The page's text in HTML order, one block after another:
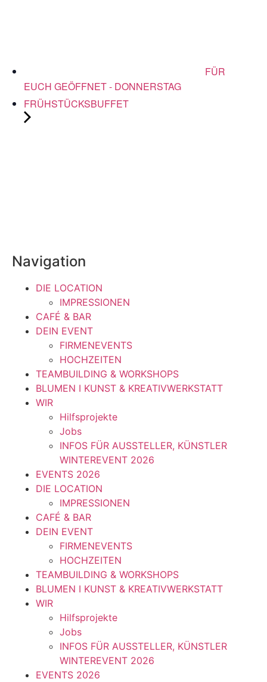
FÜR
EUCH GEÖFFNET - DONNERSTAG
FRÜHSTÜCKSBUFFET
Navigation
DIE LOCATION
IMPRESSIONEN
CAFÉ & BAR
DEIN EVENT
FIRMENEVENTS
HOCHZEITEN
TEAMBUILDING & WORKSHOPS
BLUMEN I KUNST & KREATIVWERKSTATT
WIR
Hilfsprojekte
Jobs
INFOS FÜR AUSSTELLER, KÜNSTLER
WINTEREVENT 2026
EVENTS 2026
DIE LOCATION
IMPRESSIONEN
CAFÉ & BAR
DEIN EVENT
FIRMENEVENTS
HOCHZEITEN
TEAMBUILDING & WORKSHOPS
BLUMEN I KUNST & KREATIVWERKSTATT
WIR
Hilfsprojekte
Jobs
INFOS FÜR AUSSTELLER, KÜNSTLER
WINTEREVENT 2026
EVENTS 2026